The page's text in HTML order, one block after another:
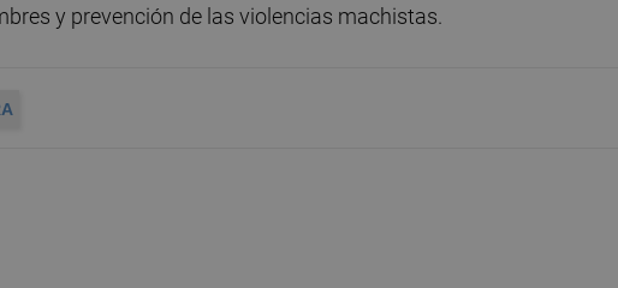
y prevención de las violencias machistas.